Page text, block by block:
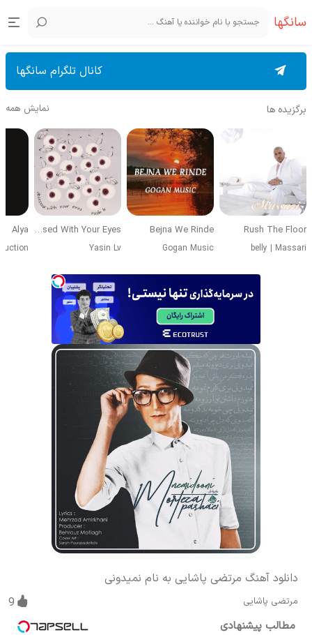
سانگها
کانال تلگرام سانگها
برگزیده ها نمایش همه
Rush The Floor
belly | Massari
Bejna We Rinde
Gogan Music
Obsessed With Your Eyes
Yasin Lv
Alya
دانلود آهنگ مرتضی پاشایی به نام نمیدونی
مرتضی پاشایی 9
مطالب پیشنهادی